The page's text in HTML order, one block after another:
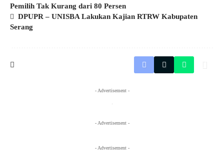
Pemilih Tak Kurang dari 80 Persen
DPUPR – UNISBA Lakukan Kajian RTRW Kabupaten
Serang
- Advertisement -
- Advertisement -
- Advertisement -